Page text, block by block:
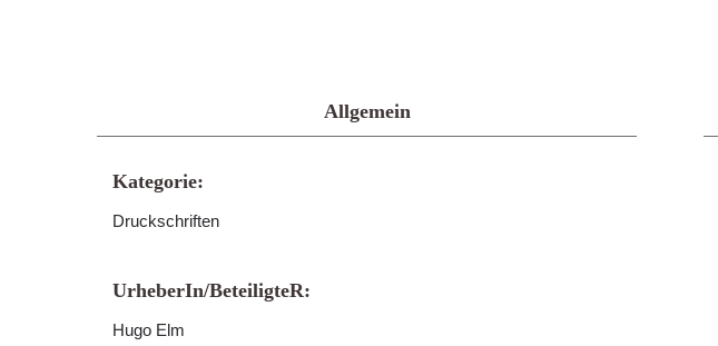
Allgemein
Kategorie:
Druckschriften
UrheberIn/BeteiligteR:
Hugo Elm